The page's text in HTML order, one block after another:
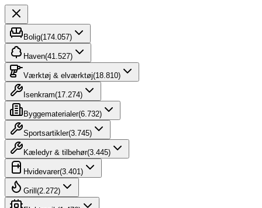
Bolig(174.057)
Haven(41.527)
Værktøj & elværktøj(18.810)
Isenkram(17.274)
Byggematerialer(6.732)
Sportsartikler(3.745)
Kæledyr & tilbehør(3.445)
Hvidevarer(3.401)
Grill (2.272)